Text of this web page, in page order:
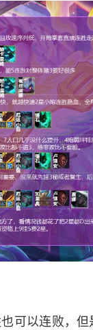
可以连败，